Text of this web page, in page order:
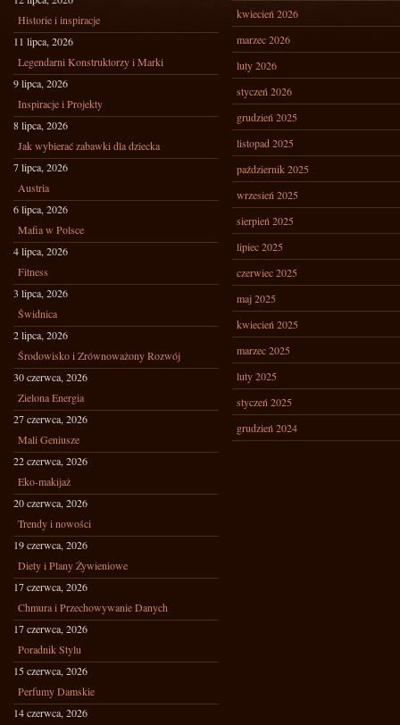
Historie i inspiracje
11 lipca, 2026
Legendarni Konstruktorzy i Marki
9 lipca, 2026
Inspiracje i Projekty
8 lipca, 2026
Jak wybierać zabawki dla dziecka
7 lipca, 2026
Austria
6 lipca, 2026
Mafia w Polsce
4 lipca, 2026
Fitness
3 lipca, 2026
Świdnica
2 lipca, 2026
Środowisko i Zrównoważony Rozwój
30 czerwca, 2026
Zielona Energia
27 czerwca, 2026
Mali Geniusze
22 czerwca, 2026
Eko-makijaż
20 czerwca, 2026
Trendy i nowości
19 czerwca, 2026
Diety i Plany Żywieniowe
17 czerwca, 2026
Chmura i Przechowywanie Danych
17 czerwca, 2026
Poradnik Stylu
15 czerwca, 2026
Perfumy Damskie
14 czerwca, 2026
kwiecień 2026
marzec 2026
luty 2026
styczeń 2026
grudzień 2025
listopad 2025
październik 2025
wrzesień 2025
sierpień 2025
lipiec 2025
czerwiec 2025
maj 2025
kwiecień 2025
marzec 2025
luty 2025
styczeń 2025
grudzień 2024